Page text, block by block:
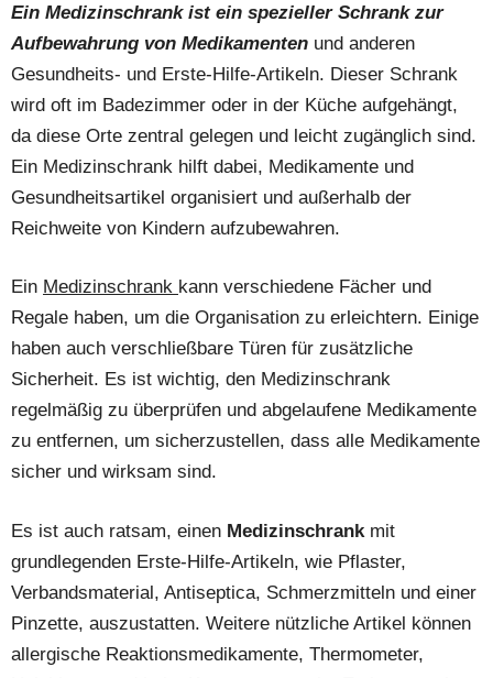
Ein Medizinschrank ist ein spezieller Schrank zur
Aufbewahrung von Medikamenten und anderen
Gesundheits- und Erste-Hilfe-Artikeln. Dieser Schrank
wird oft im Badezimmer oder in der Küche aufgehängt,
da diese Orte zentral gelegen und leicht zugänglich sind.
Ein Medizinschrank hilft dabei, Medikamente und
Gesundheitsartikel organisiert und außerhalb der
Reichweite von Kindern aufzubewahren.
Ein Medizinschrank kann verschiedene Fächer und
Regale haben, um die Organisation zu erleichtern. Einige
haben auch verschließbare Türen für zusätzliche
Sicherheit. Es ist wichtig, den Medizinschrank
regelmäßig zu überprüfen und abgelaufene Medikamente
zu entfernen, um sicherzustellen, dass alle Medikamente
sicher und wirksam sind.
Es ist auch ratsam, einen Medizinschrank mit
grundlegenden Erste-Hilfe-Artikeln, wie Pflaster,
Verbandsmaterial, Antiseptica, Schmerzmitteln und einer
Pinzette, auszustatten. Weitere nützliche Artikel können
allergische Reaktionsmedikamente, Thermometer,